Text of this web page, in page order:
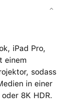
iPad Pro,
einem
sodass
in einer
8K HDR.